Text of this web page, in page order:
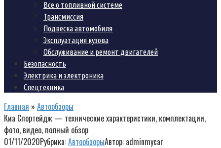
Все о топливной системе
Трансмиссия
Подвеска автомобиля
Эксплуатация кузова
Обслуживание и ремонт двигателей
Безопасность
Электрика и электроника
Спецтехника
Главная » Автообзоры
Киа Спортейдж — технические характеристики, комплектации,
фото, видео, полный обзор
01/11/2020Рубрика:АвтообзорыАвтор: adminmycar